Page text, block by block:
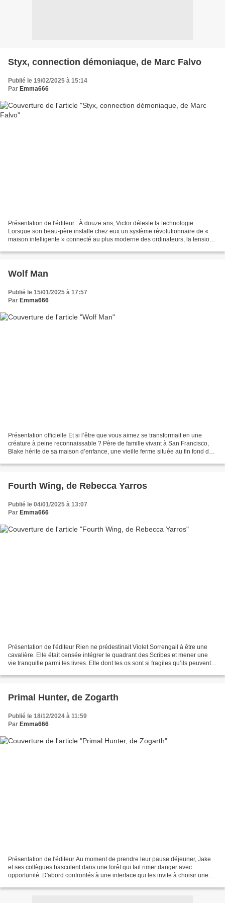
Styx, connection démoniaque, de Marc Falvo
Publié le 19/02/2025 à 15:14
Par Emma666
Présentation de l'éditeur : À douze ans, Victor déteste la technologie.
Lorsque son beau-père installe chez eux un système révolutionnaire de «
maison intelligente » connecté au plus moderne des ordinateurs, la tension
Wolf Man
Publié le 15/01/2025 à 17:57
Par Emma666
Présentation officielle Et si l’être que vous aimez se transformait en une
créature à peine reconnaissable ? Père de famille vivant à San Francisco,
Blake hérite de sa maison d’enfance, une vieille ferme située au fin fond de
Fourth Wing, de Rebecca Yarros
Publié le 04/01/2025 à 13:07
Par Emma666
Présentation de l'éditeur Rien ne prédestinait Violet Sorrengail à être une
cavalière. Elle était censée intégrer le quadrant des Scribes et mener une
vie tranquille parmi les livres. Elle dont les os sont si fragiles qu’ils peuvent
Primal Hunter, de Zogarth
Publié le 18/12/2024 à 11:59
Par Emma666
Présentation de l'éditeur Au moment de prendre leur pause déjeuner, Jake
et ses collègues basculent dans une forêt qui fait rimer danger avec
opportunité. D'abord confrontés à une interface qui les invite à choisir une